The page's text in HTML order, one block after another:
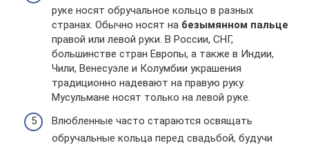
руке носят обручальное кольцо в разных
странах. Обычно носят на безымянном пальце
правой или левой руки. В России, СНГ,
большинстве стран Европы, а также в Индии,
Чили, Венесуэле и Колумбии украшения
традиционно надевают на правую руку.
Мусульмане носят только на левой руке.
Влюбленные часто стараются освящать
обручальные кольца перед свадьбой, будучи